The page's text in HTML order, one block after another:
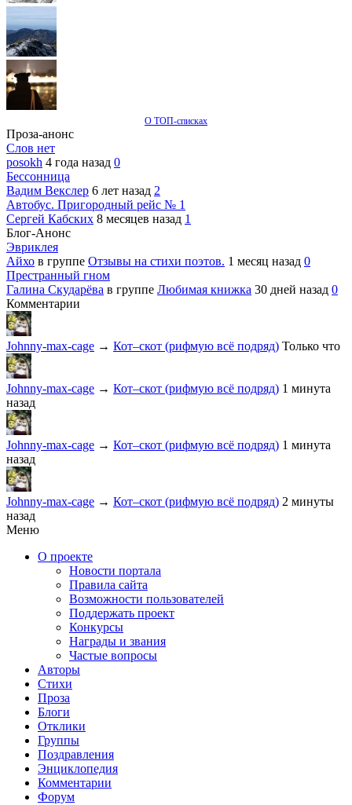
О ТОП-списках
Проза-анонс
Слов нет
posokh 4 года назад 0
Бессонница
Вадим Векслер 6 лет назад 2
Автобус. Пригородный рейс № 1
Сергей Кабских 8 месяцев назад 1
Блог-Анонс
Эвриклея
Айхо в группе Отзывы на стихи поэтов. 1 месяц назад 0
Престранный гном
Галина Скударёва в группе Любимая книжка 30 дней назад 0
Комментарии
Johnny-max-cage → Кот–скот (рифмую всё подряд) Только что
Johnny-max-cage → Кот–скот (рифмую всё подряд) 1 минута
назад
Johnny-max-cage → Кот–скот (рифмую всё подряд) 1 минута
назад
Johnny-max-cage → Кот–скот (рифмую всё подряд) 2 минуты
назад
Меню
О проекте
Новости портала
Правила сайта
Возможности пользователей
Поддержать проект
Конкурсы
Награды и звания
Частые вопросы
Авторы
Стихи
Проза
Блоги
Отклики
Группы
Поздравления
Энциклопедия
Комментарии
Форум